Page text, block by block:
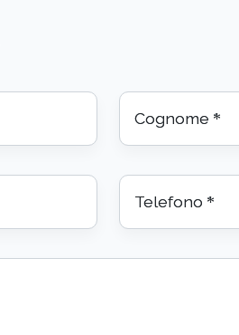
Cognome *
Telefono *